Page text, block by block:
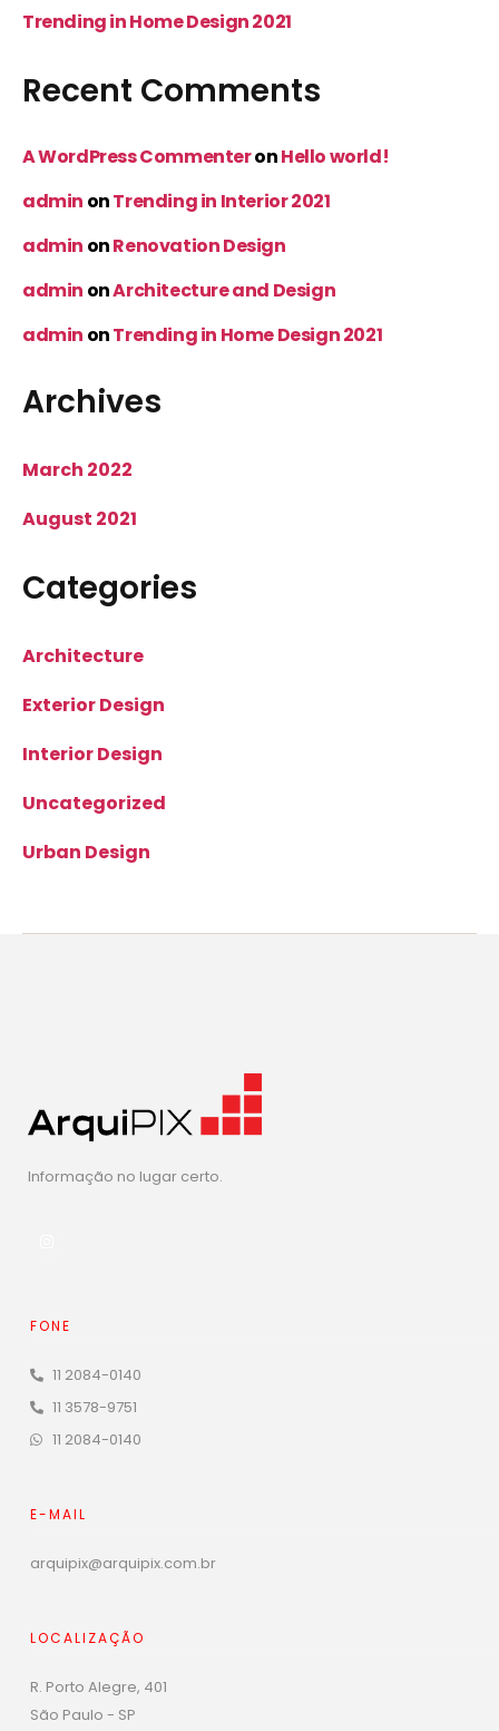
Trending in Home Design 2021
Recent Comments
A WordPress CommenteronHello world!
admin onTrending in Interior 2021
admin onRenovation Design
admin onArchitecture and Design
admin onTrending in Home Design 2021
Archives
March 2022
August 2021
Categories
Architecture
Exterior Design
Interior Design
Uncategorized
Urban Design
Informação no lugar certo.
FONE
11 2084-0140
11 3578-9751
11 2084-0140
E-MAIL
arquipix@arquipix.com.br
LOCALIZAÇÃO
R. Porto Alegre, 401
São Paulo - SP